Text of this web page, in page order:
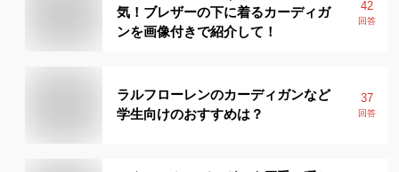
気！ブレザーの下に着るカーディガ
ンを画像付きで紹介して！
42
回答
ラルフローレンのカーディガンなど
学生向けのおすすめは？
37
回答